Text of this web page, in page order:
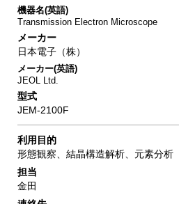
機器名(英語)
Transmission Electron Microscope
メーカー
日本電子（株）
メーカー(英語)
JEOL Ltd.
型式
JEM-2100F
利用目的
形態観察、結晶構造解析、元素分析
担当
金田